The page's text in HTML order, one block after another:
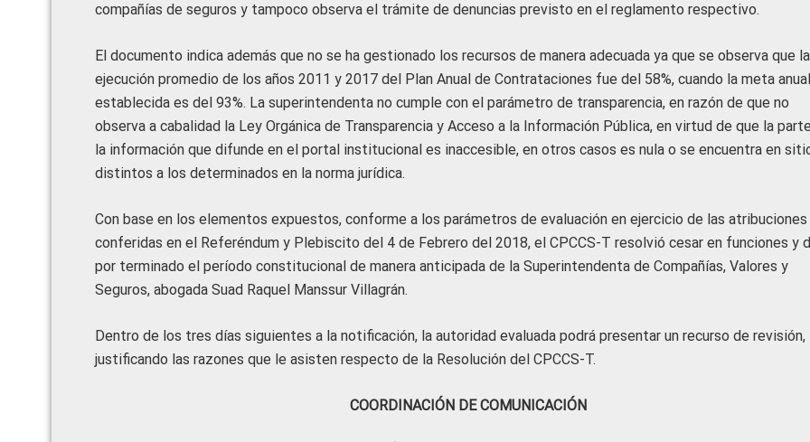
compañías de seguros y tampoco observa el trámite de denuncias previsto en el reglamento respectivo.
El documento indica además que no se ha gestionado los recursos de manera adecuada ya que se observa que la
ejecución promedio de los años 2011 y 2017 del Plan Anual de Contrataciones fue del 58%, cuando la meta anual
establecida es del 93%. La superintendenta no cumple con el parámetro de transparencia, en razón de que no
observa a cabalidad la Ley Orgánica de Transparencia y Acceso a la Información Pública, en virtud de que la
la información que difunde en el portal institucional es inaccesible, en otros casos es nula o se encuentra en
distintos a los determinados en la norma jurídica.
Con base en los elementos expuestos, conforme a los parámetros de evaluación en ejercicio de las atribuciones
conferidas en el Referéndum y Plebiscito del 4 de Febrero del 2018, el CPCCS-T resolvió cesar en funciones y
por terminado el período constitucional de manera anticipada de la Superintendenta de Compañías, Valores y
Seguros, abogada Suad Raquel Manssur Villagrán.
Dentro de los tres días siguientes a la notificación, la autoridad evaluada podrá presentar un recurso de revisión,
justificando las razones que le asisten respecto de la Resolución del CPCCS-T.
COORDINACIÓN DE COMUNICACIÓN